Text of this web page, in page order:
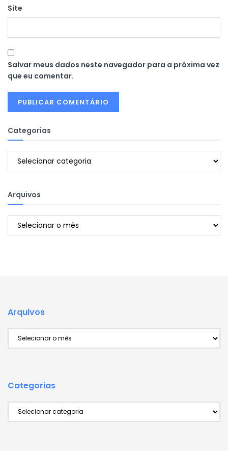
Site
Salvar meus dados neste navegador para a próxima vez
que eu comentar.
Categorias
Categorias
Arquivos
Arquivos
Arquivos
Arquivos
Categorias
Categorias